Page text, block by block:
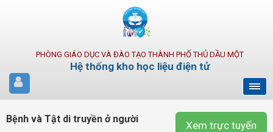
PHÒNG GIÁO DỤC VÀ ĐÀO TẠO THÀNH PHỐ THỦ DẦU MỘT
Hệ thống kho học liệu điện tử
Xem trực tuyến
Bệnh và Tật di truyền ở người